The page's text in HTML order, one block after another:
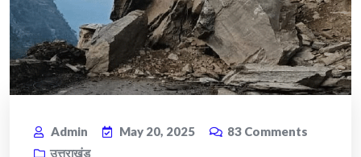
Admin May 20, 2025 83 Comments
उत्तराखंड